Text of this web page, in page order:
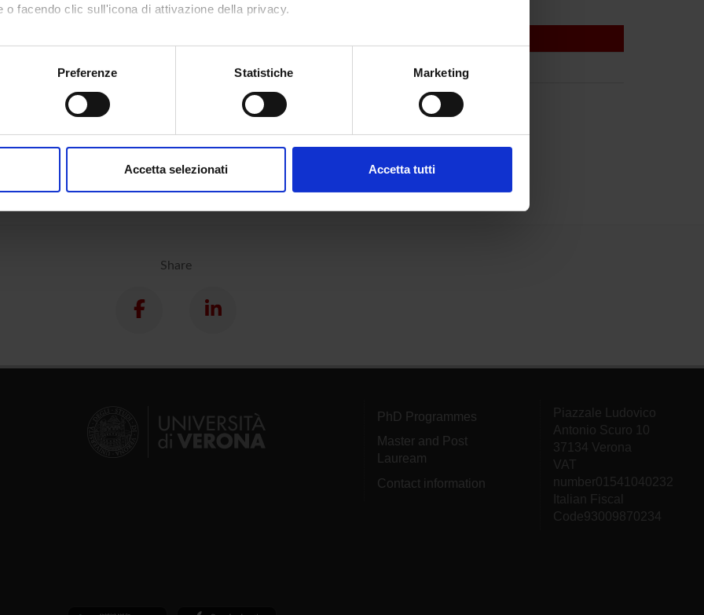
o facendo clic sull'icona di attivazione della privacy.
anche:
sulla tua posizione geografica, con un'approssimazione di qualche metro,
in qualsiasi momento dalla Dichiarazione sui cookie.
Preferenze Statistiche Marketing
Accetta selezionati Accetta tutti
Anatomy Section
Share
PhD Programmes
Master and Post
Lauream
Contact information
Piazzale Ludovico
Antonio Scuro 10
37134 Verona
VAT
number01541040232
Italian Fiscal
Code93009870234